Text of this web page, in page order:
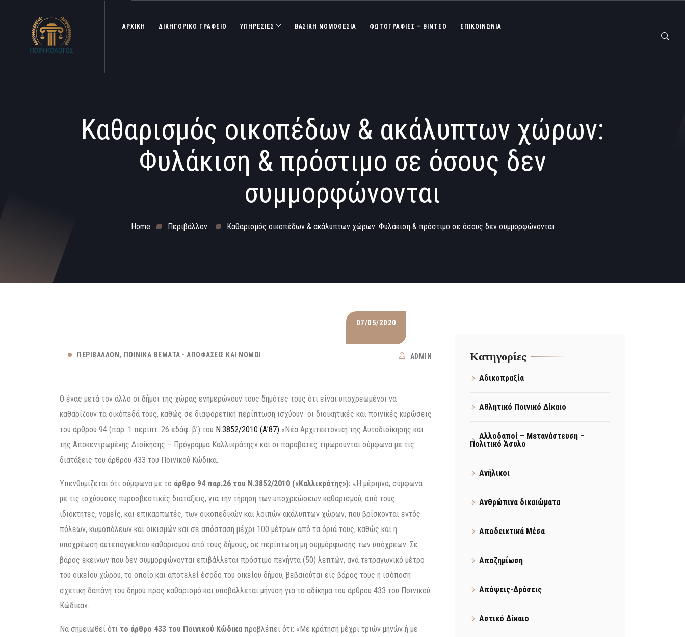
ΑΡΧΙΚΗ ΔΙΚΗΓΟΡΙΚΟ ΓΡΑΦΕΙΟ ΥΠΗΡΕΣΙΕΣ ΒΑΣΙΚΉ ΝΟΜΟΘΕΣΊΑ ΦΩΤΟΓΡΑΦΊΕΣ – ΒΊΝΤΕΟ ΕΠΙΚΟΙΝΩΝΙΑ
Καθαρισμός οικοπέδων & ακάλυπτων χώρων:
Φυλάκιση & πρόστιμο σε όσους δεν
συμμορφώνονται
Home Περιβάλλον Καθαρισμός οικοπέδων & ακάλυπτων χώρων: Φυλάκιση & πρόστιμο σε όσους δεν συμμορφώνονται
07/05/2020
ΠΕΡΙΒΆΛΛΟΝ ΠΟΙΝΙΚΆ ΘΈΜΑΤΑ - ΑΠΟΦΆΣΕΙΣ ΚΑΙ ΝΌΜΟΙ ADMIN
Ο ένας μετά τον άλλο οι δήμοι της χώρας ενημερώνουν τους δημότες τους ότι είναι υποχρεωμένοι να
καθαρίζουν τα οικόπεδά τους, καθώς σε διαφορετική περίπτωση ισχύουν οι διοικητικές και ποινικές κυρώσεις
του άρθρου 94 (παρ. 1 περίπτ. 26 εδάφ. β’) του Ν.3852/2010 (Α’87) «Νέα Αρχιτεκτονική της Αυτοδιοίκησης και
της Αποκεντρωμένης Διοίκησης – Πρόγραμμα Καλλικράτης» και οι παραβάτες τιμωρούνται σύμφωνα με τις
διατάξεις του άρθρου 433 του Ποινικού Κώδικα.
Υπενθυμίζεται ότι σύμφωνα με το άρθρο 94 παρ.26 του Ν.3852/2010 («Καλλικράτης»): «Η μέριμνα, σύμφωνα
με τις ισχύουσες πυροσβεστικές διατάξεις, για την τήρηση των υποχρεώσεων καθαρισμού, από τους
ιδιοκτήτες, νομείς, και επικαρπωτές, των οικοπεδικών και λοιπών ακάλυπτων χώρων, που βρίσκονται εντός
πόλεων, κωμοπόλεων και οικισμών και σε απόσταση μέχρι 100 μέτρων από τα όριά τους, καθώς και η
υποχρέωση αυτεπάγγελτου καθαρισμού από τους δήμους, σε περίπτωση μη συμμόρφωσης των υπόχρεων. Σε
βάρος εκείνων που δεν συμμορφώνονται επιβάλλεται πρόστιμο πενήντα (50) λεπτών, ανά τετραγωνικό μέτρο
του οικείου χώρου, το οποίο και αποτελεί έσοδο του οικείου δήμου, βεβαιούται εις βάρος τους η ισόποση
σχετική δαπάνη του δήμου προς καθαρισμό και υποβάλλεται μήνυση για το αδίκημα του άρθρου 433 του Ποινικού
Κώδικα».
Να σημειωθεί ότι το άρθρο 433 του Ποινικού Κώδικα προβλέπει ότι: «Με κράτηση μέχρι τριών μηνών ή με
Kατηγορίες
Αδικοπραξία
Αθλητικό Ποινικό Δίκαιο
Αλλοδαποί – Μετανάστευση –
Πολιτικό Άσυλο
Ανήλικοι
Ανθρώπινα δικαιώματα
Αποδεικτικά Μέσα
Αποζημίωση
Απόψεις-Δράσεις
Αστικό Δίκαιο